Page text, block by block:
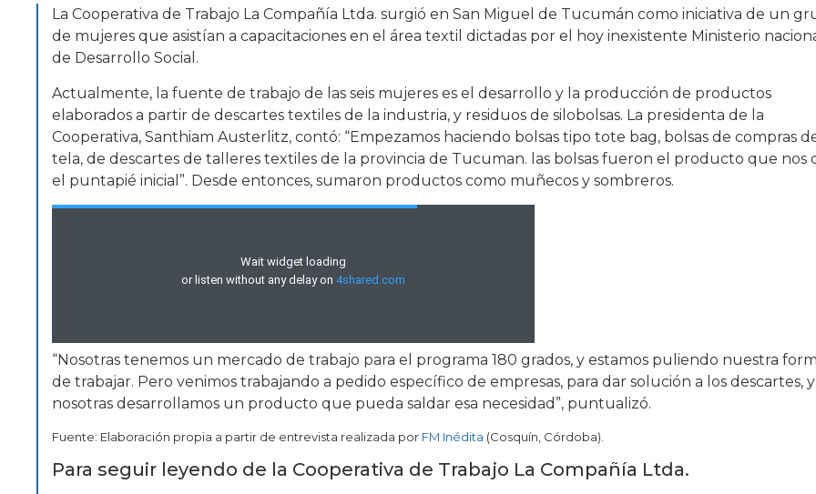
La Cooperativa de Trabajo La Compañía Ltda. surgió en San Miguel de Tucumán como iniciativa de un
de mujeres que asistían a capacitaciones en el área textil dictadas por el hoy inexistente Ministerio
de Desarrollo Social.
Actualmente, la fuente de trabajo de las seis mujeres es el desarrollo y la producción de productos
elaborados a partir de descartes textiles de la industria, y residuos de silobolsas. La presidenta de la
Cooperativa, Santhiam Austerlitz, contó: “Empezamos haciendo bolsas tipo tote bag, bolsas de compras
tela, de descartes de talleres textiles de la provincia de Tucuman. las bolsas fueron el producto que nos
el puntapié inicial”. Desde entonces, sumaron productos como muñecos y sombreros.
“Nosotras tenemos un mercado de trabajo para el programa 180 grados, y estamos puliendo nuestra
de trabajar. Pero venimos trabajando a pedido específico de empresas, para dar solución a los descartes, y
nosotras desarrollamos un producto que pueda saldar esa necesidad”, puntualizó.
Fuente: Elaboración propia a partir de entrevista realizada por FM Inédita (Cosquín, Córdoba).
Para seguir leyendo de la Cooperativa de Trabajo La Compañía Ltda.